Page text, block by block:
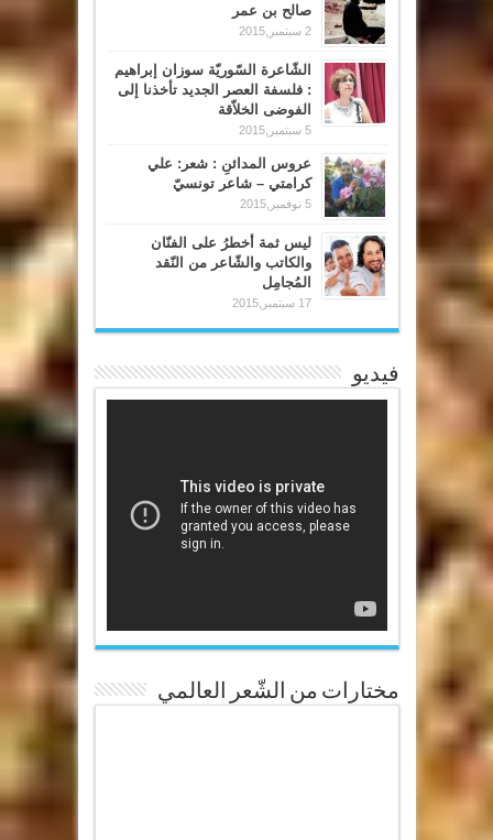
صالح بن عمر
2 سبتمبر,2015
الشّاعرة السّوريّة سوزان إبراهيم
: فلسفة العصر الجديد تأخذنا إلى
الفوضى الخلاّقة
5 سبتمبر,2015
عروس المدائنِ : شعر: علي
كرامتي – شاعر تونسيّ
5 نوفمبر,2015
ليس ثمة أخطرُ على الفنّان
والكاتب والشّاعر من النّقد
المُجامِل
17 سبتمبر,2015
فيديو
مختارات من الشّعر العالمي